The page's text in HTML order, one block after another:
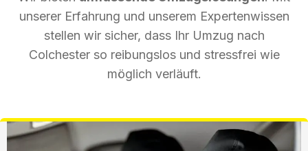
unserer Erfahrung und unserem Expertenwissen
stellen wir sicher, dass Ihr Umzug nach
Colchester so reibungslos und stressfrei wie
möglich verläuft.